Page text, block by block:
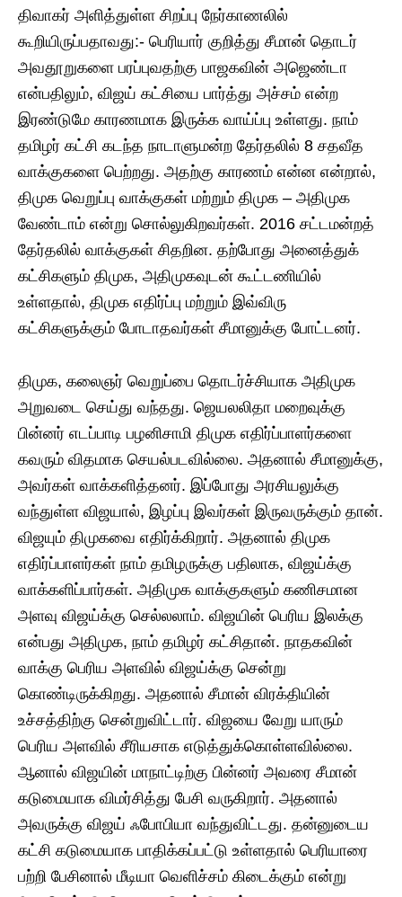
திவாகர் அளித்துள்ள சிறப்பு நேர்காணலில்
கூறியிருப்பதாவது:- பெரியார் குறித்து சீமான் தொடர்
அவதூறுகளை பரப்புவதற்கு பாஜகவின் அஜெண்டா
என்பதிலும், விஜய் கட்சியை பார்த்து அச்சம் என்ற
இரண்டுமே காரணமாக இருக்க வாய்ப்பு உள்ளது. நாம்
தமிழர் கட்சி கடந்த நாடாளுமன்ற தேர்தலில் 8 சதவீத
வாக்குகளை பெற்றது. அதற்கு காரணம் என்ன என்றால்,
திமுக வெறுப்பு வாக்குகள் மற்றும் திமுக – அதிமுக
வேண்டாம் என்று சொல்லுகிறவர்கள். 2016 சட்டமன்றத்
தேர்தலில் வாக்குகள் சிதறின. தற்போது அனைத்துக்
கட்சிகளும் திமுக, அதிமுகவுடன் கூட்டணியில்
உள்ளதால், திமுக எதிர்ப்பு மற்றும் இவ்விரு
கட்சிகளுக்கும் போடாதவர்கள் சீமானுக்கு போட்டனர்.
திமுக, கலைஞர் வெறுப்பை தொடர்ச்சியாக அதிமுக
அறுவடை செய்து வந்தது. ஜெயலலிதா மறைவுக்கு
பின்னர் எடப்பாடி பழனிசாமி திமுக எதிர்ப்பாளர்களை
கவரும் விதமாக செயல்படவில்லை. அதனால் சீமானுக்கு,
அவர்கள் வாக்களித்தனர். இப்போது அரசியலுக்கு
வந்துள்ள விஜயால், இழப்பு இவர்கள் இருவருக்கும் தான்.
விஜயும் திமுகவை எதிர்க்கிறார். அதனால் திமுக
எதிர்ப்பாளர்கள் நாம் தமிழருக்கு பதிலாக, விஜய்க்கு
வாக்களிப்பார்கள். அதிமுக வாக்குகளும் கணிசமான
அளவு விஜய்க்கு செல்லலாம். விஜயின் பெரிய இலக்கு
என்பது அதிமுக, நாம் தமிழர் கட்சிதான். நாதகவின்
வாக்கு பெரிய அளவில் விஜய்க்கு சென்று
கொண்டிருக்கிறது. அதனால் சீமான் விரக்தியின்
உச்சத்திற்கு சென்றுவிட்டார். விஜயை வேறு யாரும்
பெரிய அளவில் சீரியசாக எடுத்துக்கொள்ளவில்லை.
ஆனால் விஜயின் மாநாட்டிற்கு பின்னர் அவரை சீமான்
கடுமையாக விமர்சித்து பேசி வருகிறார். அதனால்
அவருக்கு விஜய் ஃபோபியா வந்துவிட்டது. தன்னுடைய
கட்சி கடுமையாக பாதிக்கப்பட்டு உள்ளதால் பெரியாரை
பற்றி பேசினால் மீடியா வெளிச்சம் கிடைக்கும் என்று